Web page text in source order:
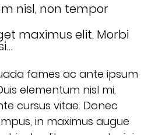
nisl, non tempor
maximus elit. Morbi
fames ac ante ipsum
elementum nisl mi,
cursus vitae. Donec
in maximus augue